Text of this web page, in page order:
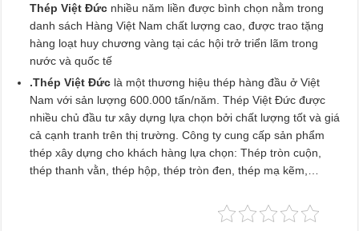
Thép Việt Đức nhiều năm liền được bình chọn nằm trong
danh sách Hàng Việt Nam chất lượng cao, được trao tặng
hàng loạt huy chương vàng tại các hội trở triển lãm trong
nước và quốc tế
.Thép Việt Đức là một thương hiệu thép hàng đầu ở Việt
Nam với sản lượng 600.000 tấn/năm. Thép Việt Đức được
nhiều chủ đầu tư xây dựng lựa chọn bởi chất lượng tốt và giá
cả cạnh tranh trên thị trường. Công ty cung cấp sản phẩm
thép xây dựng cho khách hàng lựa chọn: Thép tròn cuộn,
thép thanh vằn, thép hộp, thép tròn đen, thép mạ kẽm,…